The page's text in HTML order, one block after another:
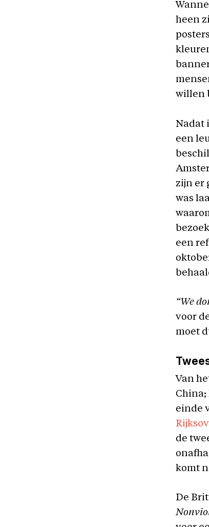
heen
willen
Nadat
een
zijn er
was
een
“We
voor
moet
Van
China;
einde
de
komt
De